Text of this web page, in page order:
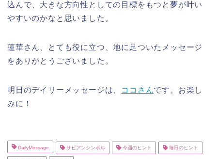
込んで、大きな方向性としての目標をもつと夢が叶い
やすいのかなと思いました。
蓮華さん、とても役に立つ、地に足ついたメッセージ
をありがとうございました。
明日のデイリーメッセージは、 ココさんです。お楽し
みに！
DailyMessage サビアンシンボル 今週のヒント 毎日のヒント